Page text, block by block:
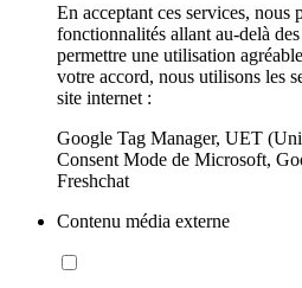
En acceptant ces services,
fonctionnalités allant au-delà
permettre une utilisation
votre accord, nous utilisons les
site internet :
Google Tag Manager, UET
Consent Mode de Microsoft,
Freshchat
Contenu média externe